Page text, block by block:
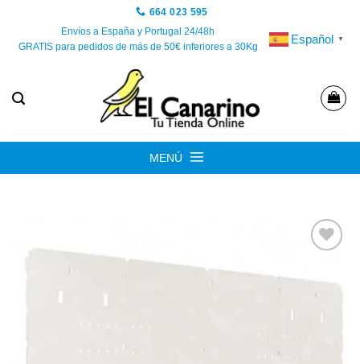
contenido
664 023 595
Envíos a España y Portugal 24/48h
GRATIS para pedidos de más de 50€ inferiores a 30Kg
Español ▼
MENÚ
lista de